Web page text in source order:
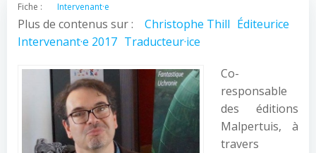
Fiche : Intervenant·e
Plus de contenus sur : Christophe Thill Éditeurice
Intervenant·e 2017 Traducteur·ice
Co-
responsable
des éditions
Malpertuis, à
travers